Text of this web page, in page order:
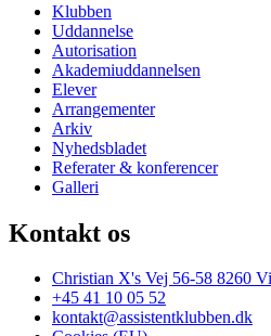
Klubben
Uddannelse
Autorisation
Akademiuddannelsen
Elever
Arrangementer
Arkiv
Nyhedsbladet
Referater & konferencer
Galleri
Kontakt os
Christian X's Vej 56-58 8260
+45 41 10 05 52
kontakt@assistentklubben.dk